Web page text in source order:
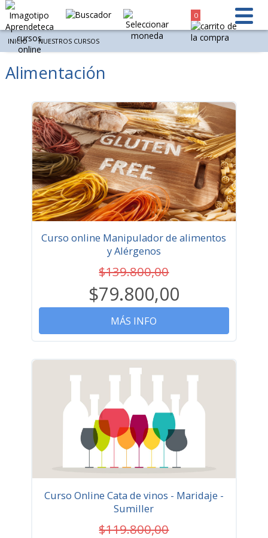
0
INICIO NUESTROS CURSOS
Alimentación
Resultados 15 de 6 - Mostrar por página
Curso online Manipulador de alimentos
y Alérgenos
$139.800,00
$79.800,00
MÁS INFO
Curso Online Cata de vinos - Maridaje -
Sumiller
$119.800,00